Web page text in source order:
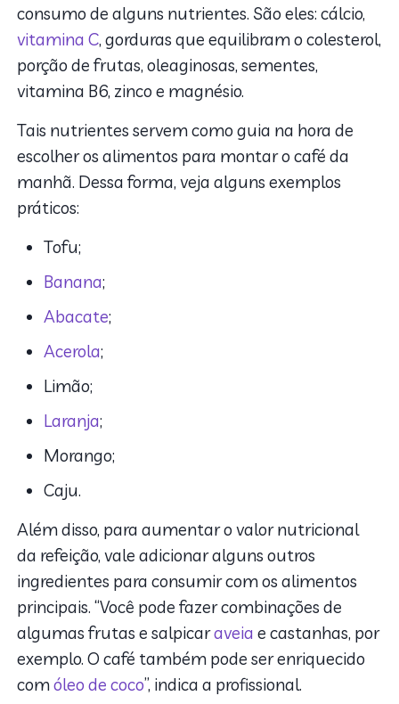
consumo de alguns nutrientes. São eles: cálcio,
vitamina C, gorduras que equilibram o colesterol,
porção de frutas, oleaginosas, sementes,
vitamina B6, zinco e magnésio.
Tais nutrientes servem como guia na hora de
escolher os alimentos para montar o café da
manhã. Dessa forma, veja alguns exemplos
práticos:
Tofu;
Banana;
Abacate;
Acerola;
Limão;
Laranja;
Morango;
Caju.
Além disso, para aumentar o valor nutricional
da refeição, vale adicionar alguns outros
ingredientes para consumir com os alimentos
principais. “Você pode fazer combinações de
algumas frutas e salpicaraveia e castanhas, por
exemplo. O café também pode ser enriquecido
comóleo de coco”, indica a profissional.